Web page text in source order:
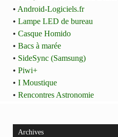
• Android-Logiciels.fr
• Lampe LED de bureau
• Casque Homido
• Bacs à marée
• SideSync (Samsung)
• Piwi+
• I Moustique
• Rencontres Astronomie
Archives